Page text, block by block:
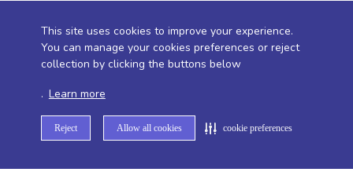
This site uses cookies to improve your experience.
You can manage your cookies preferences or reject
collection by clicking the buttons below
. Learn more
Reject Allow all cookies cookie preferences
pedido do cliente, este não será entregue e o valor do item não será
cobrado. As fotos dos produtos no site são ilustrativas, podendo haver
divergência com o produto real e todos os pedidos estão sujeitos à
consultadas em “Política de Entregas”
Desenvolvido por